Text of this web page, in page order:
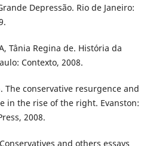
Depressão. Rio de Janeiro:
Tânia Regina de. História da
Contexto, 2008.
The conservative resurgence and
in the rise of the right. Evanston:
2008.
and others essays